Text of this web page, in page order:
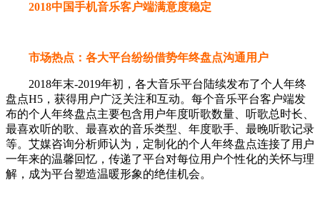
2018中国手机音乐客户端满意度稳定
市场热点：各大平台纷纷借势年终盘点沟通用户
2018年末-2019年初，各大音乐平台陆续发布了个人年终
盘点H5，获得用户广泛关注和互动。每个音乐平台客户端发
布的个人年终盘点主要包含用户年度听歌数量、听歌总时长、
最喜欢听的歌、最喜欢的音乐类型、年度歌手、最晚听歌记录
等。艾媒咨询分析师认为，定制化的个人年终盘点连接了用户
一年来的温馨回忆，传递了平台对每位用户个性化的关怀与理
解，成为平台塑造温暖形象的绝佳机会。